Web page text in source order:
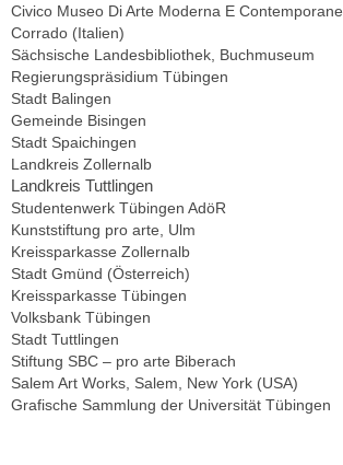
Civico Museo Di Arte Moderna E
Corrado (Italien)
Sächsische Landesbibliothek, Buchmuseum
Regierungspräsidium Tübingen
Stadt Balingen
Gemeinde Bisingen
Stadt Spaichingen
Landkreis Zollernalb
Landkreis Tuttlingen
Studentenwerk Tübingen AdöR
Kunststiftung pro arte, Ulm
Kreissparkasse Zollernalb
Stadt Gmünd (Österreich)
Kreissparkasse Tübingen
Volksbank Tübingen
Stadt Tuttlingen
Stiftung SBC – pro arte Biberach
Salem Art Works, Salem, New York (USA)
Grafische Sammlung der Universität Tübingen